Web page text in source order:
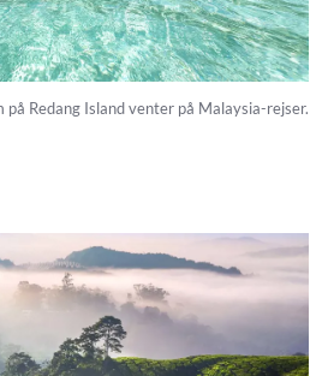
mansion
på Redang Island venter på Malaysia-rejser.